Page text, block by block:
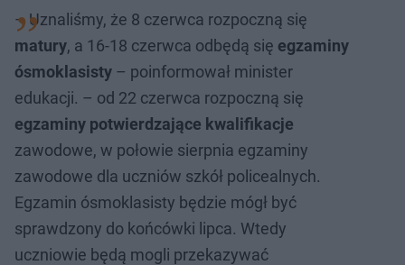
– Uznaliśmy, że 8 czerwca rozpoczną się
matury, a 16-18 czerwca odbędą się egzaminy
ósmoklasisty – poinformował minister
edukacji. – od 22 czerwca rozpoczną się
egzaminy potwierdzające kwalifikacje
zawodowe, w połowie sierpnia egzaminy
zawodowe dla uczniów szkół policealnych.
Egzamin ósmoklasisty będzie mógł być
sprawdzony do końcówki lipca. Wtedy
uczniowie będą mogli przekazywać